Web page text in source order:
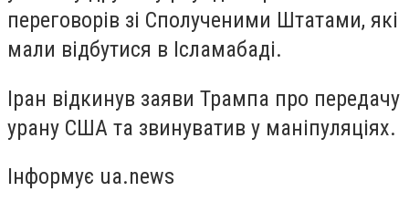
переговорів зі Сполученими Штатами, які
мали відбутися в Ісламабаді.
Іран відкинув заяви Трампа про передачу
урану США та звинуватив у маніпуляціях.
Інформує ua.news